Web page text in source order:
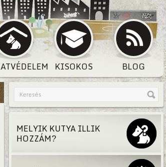
KISOKOS BLOG
MELYIK KUTYA ILLIK
HOZZÁM?